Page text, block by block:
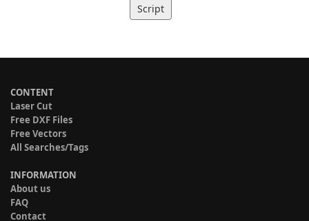
Script
CONTENT
Laser Cut
Free DXF Files
Free Vectors
All Searches/Tags
INFORMATION
About us
FAQ
Contact